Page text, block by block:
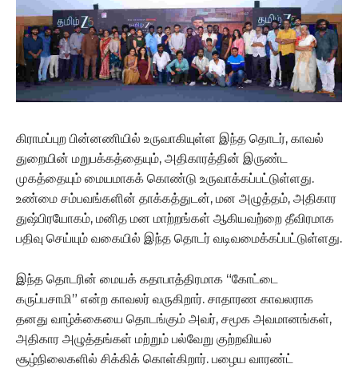
கிராமப்புற பின்னணியில் உருவாகியுள்ள இந்த தொடர், காவல்
துறையின் மறுபக்கத்தையும், அதிகாரத்தின் இருண்ட
முகத்தையும் மையமாகக் கொண்டு உருவாக்கப்பட்டுள்ளது.
உண்மை சம்பவங்களின் தாக்கத்துடன், மன அழுத்தம், அதிகார
துஷ்பிரயோகம், மனித மன மாற்றங்கள் ஆகியவற்றை தீவிரமாக
பதிவு செய்யும் வகையில் இந்த தொடர் வடிவமைக்கப்பட்டுள்ளது.
இந்த தொடரின் மையக் கதாபாத்திரமாக “கோட்டை
கருப்பசாமி” என்ற காவலர் வருகிறார். சாதாரண காவலராக
தனது வாழ்க்கையை தொடங்கும் அவர், சமூக அவமானங்கள்,
அதிகார அழுத்தங்கள் மற்றும் பல்வேறு குற்றவியல்
சூழ்நிலைகளில் சிக்கிக் கொள்கிறார். பழைய வாரண்ட்